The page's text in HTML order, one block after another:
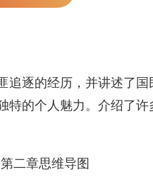
逐的经历，并讲述了国
的个人魅力。介绍了